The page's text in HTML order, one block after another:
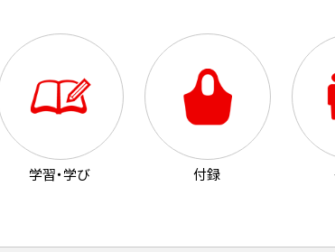
学習・学び 付録